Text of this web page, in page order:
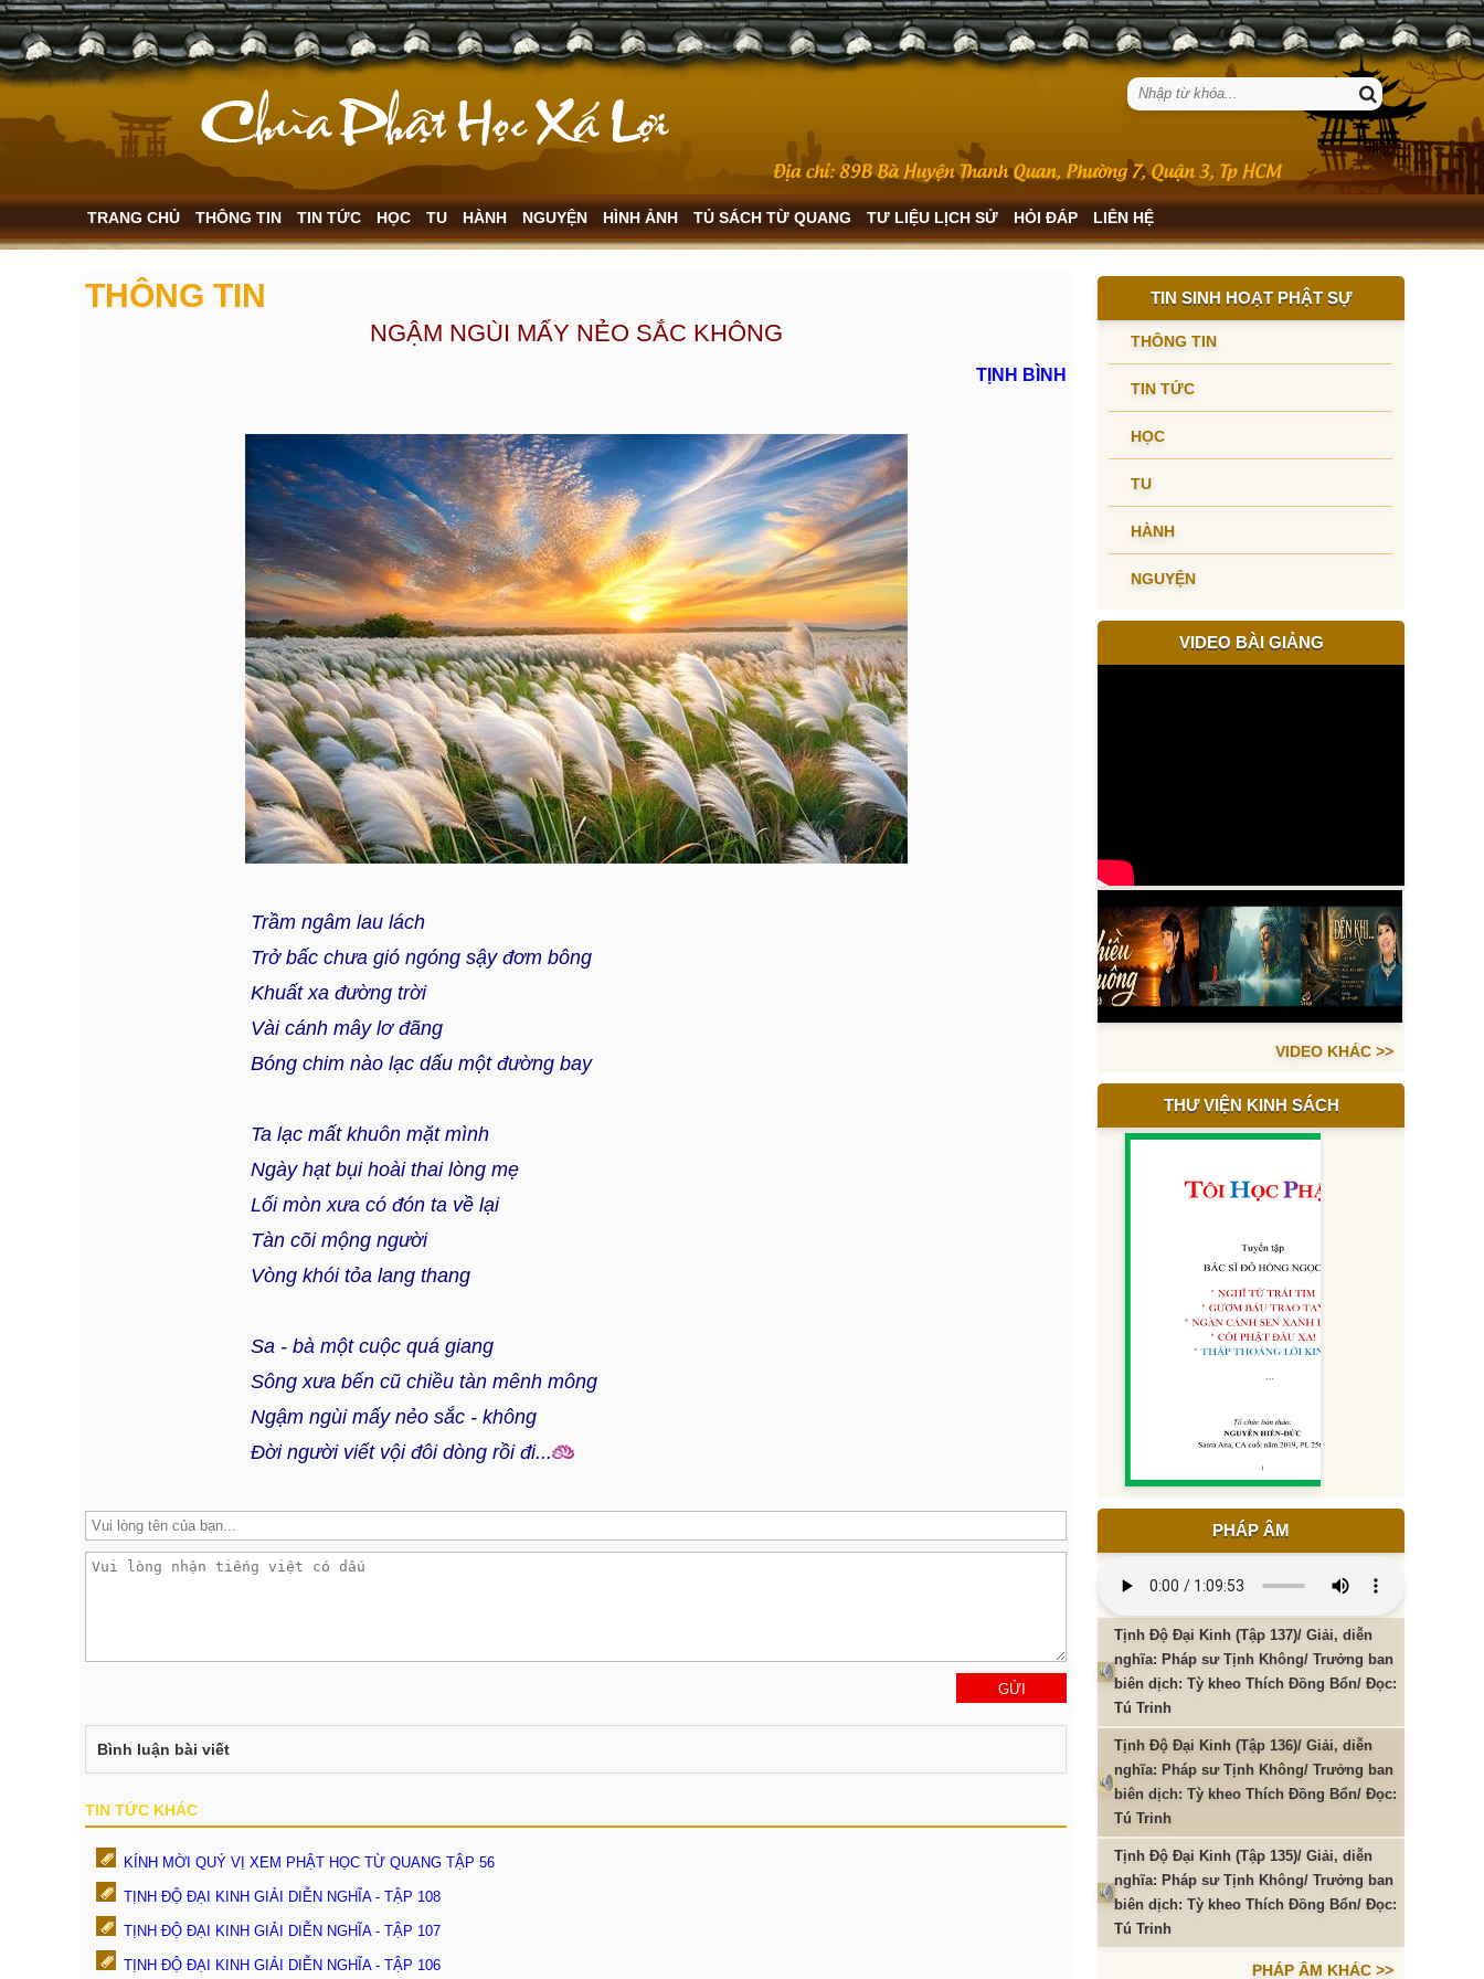
TRANG CHỦ THÔNG TIN TIN TỨC HỌC TU HÀNH NGUYỆN HÌNH ẢNH TỦ SÁCH TỪ QUANG TƯ LIỆU LỊCH SỬ HỎI ĐÁP LIÊN HỆ
THÔNG TIN
NGẬM NGÙI MẤY NẺO SẮC KHÔNG
TỊNH BÌNH
Trầm ngâm lau lách
Trở bấc chưa gió ngóng sậy đơm bông
Khuất xa đường trời
Vài cánh mây lơ đãng
Bóng chim nào lạc dấu một đường bay
Ta lạc mất khuôn mặt mình
Ngày hạt bụi hoài thai lòng mẹ
Lối mòn xưa có đón ta về lại
Tàn cõi mộng người
Vòng khói tỏa lang thang
Sa - bà một cuộc quá giang
Sông xưa bến cũ chiều tàn mênh mông
Ngậm ngùi mấy nẻo sắc - không
Đời người viết vội đôi dòng rồi đi...
Bình luận bài viết
TIN TỨC KHÁC
KÍNH MỜI QUÝ VỊ XEM PHẬT HỌC TỪ QUANG TẬP 56
TỊNH ĐỘ ĐẠI KINH GIẢI DIỄN NGHĨA - TẬP 108
TỊNH ĐỘ ĐẠI KINH GIẢI DIỄN NGHĨA - TẬP 107
TỊNH ĐỘ ĐẠI KINH GIẢI DIỄN NGHĨA - TẬP 106
TIN SINH HOẠT PHẬT SỰ
THÔNG TIN
TIN TỨC
HỌC
TU
HÀNH
NGUYỆN
VIDEO BÀI GIẢNG
VIDEO KHÁC >>
THƯ VIỆN KINH SÁCH
PHÁP ÂM
Tịnh Độ Đại Kinh (Tập 137)/ Giải, diễn
nghĩa: Pháp sư Tịnh Không/ Trưởng ban
biên dịch: Tỳ kheo Thích Đồng Bổn/ Đọc:
Tú Trinh
Tịnh Độ Đại Kinh (Tập 136)/ Giải, diễn
nghĩa: Pháp sư Tịnh Không/ Trưởng ban
biên dịch: Tỳ kheo Thích Đồng Bổn/ Đọc:
Tú Trinh
Tịnh Độ Đại Kinh (Tập 135)/ Giải, diễn
nghĩa: Pháp sư Tịnh Không/ Trưởng ban
biên dịch: Tỳ kheo Thích Đồng Bổn/ Đọc:
Tú Trinh
PHÁP ÂM KHÁC >>